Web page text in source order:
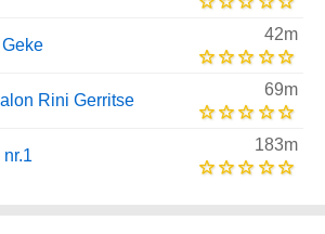
42m
Rini Gerritse
69m
183m